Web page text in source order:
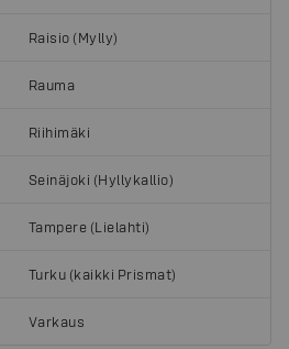
Raisio (Mylly)
Rauma
Riihimäki
Seinäjoki (Hyllykallio)
Tampere (Lielahti)
Turku (kaikki Prismat)
Varkaus